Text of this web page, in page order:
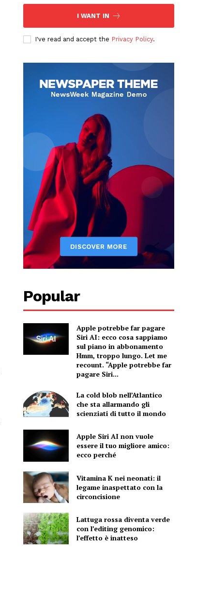
I WANT IN
I've read and accept the Privacy Policy.
Popular
Apple potrebbe far pagare
Siri AI: ecco cosa sappiamo
sul piano in abbonamento
Hmm, troppo lungo. Let me
recount. “Apple potrebbe far
pagare Siri...
La cold blob nell’Atlantico
che sta allarmando gli
scienziati di tutto il mondo
Apple Siri AI non vuole
essere il tuo migliore amico:
ecco perché
Vitamina K nei neonati: il
legame inaspettato con la
circoncisione
Lattuga rossa diventa verde
con l’editing genomico:
l’effetto è inatteso